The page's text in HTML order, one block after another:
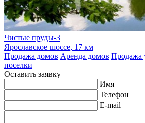
Чистые пруды-3
Ярославское шоссе, 17 км
Продажа домов Аренда домов Продажа
поселки
Оставить заявку
Имя
Телефон
E-mail